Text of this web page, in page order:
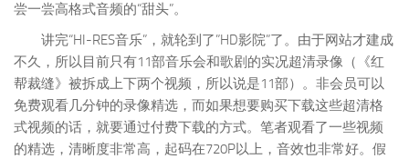
尝一尝高格式音频的“甜头”。
讲完“HI-RES音乐”，就轮到了”HD影院”了。由于网站才建成
不久，所以目前只有11部音乐会和歌剧的实况超清录像（《红
帮裁缝》被拆成上下两个视频，所以说是11部）。非会员可以
免费观看几分钟的录像精选，而如果想要购买下载这些超清格
式视频的话，就要通过付费下载的方式。笔者观看了一些视频
的精选，清晰度非常高，起码在720P以上，音效也非常好。假